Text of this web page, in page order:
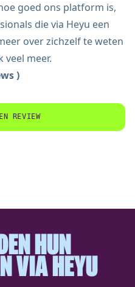
goed ons platform is,
die via Heyu een
over zichzelf te weten
meer.
)
REVIEW
HUN
VIA HEYU